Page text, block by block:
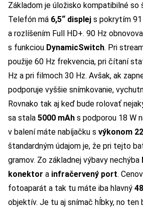
Základom je úložisko kompatibilné so
Telefón má 6,5“ displej s pokrytím
a rozlíšením Full HD+. 90 Hz
s funkciou DynamicSwitch. Pri
použije 60 Hz frekvencia, pri čítaní
Hz a pri filmoch 30 Hz. Avšak, ak
podporuje vyššie snímkovanie,
Rovnako tak aj keď bude rolovať
sa stala 5000 mAh s podporou 18 W
v balení máte nabíjačku s výkonom
štandardným údajom je, že pri tejto
gramov. Zo základnej výbavy nechýba
konektor a infračervený port.
fotoaparát a tak tu máte iba hlavný
objektív. Je tu aj snímač hĺbky, no ten